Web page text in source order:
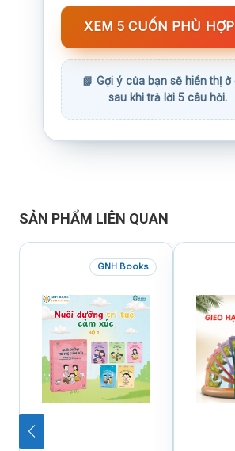
XEM 5 CUỐN PHÙ HỢP
SẢN PHẨM LIÊN QUAN
GNH Books